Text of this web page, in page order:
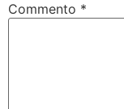
Commento *